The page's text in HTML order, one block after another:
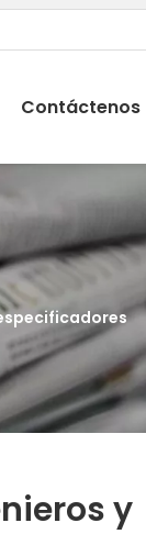
Contáctenos
y